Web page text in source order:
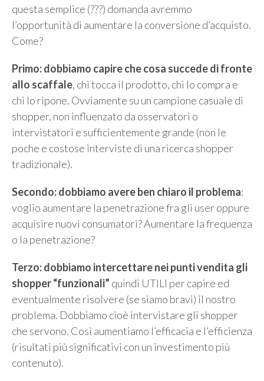
questa semplice (???) domanda avremmo
l’opportunità di aumentare la conversione d’acquisto.
Come?
Primo: dobbiamo capire che cosa succede di fronte
allo scaffale, chi tocca il prodotto, chi lo compra e
chi lo ripone. Ovviamente su un campione casuale di
shopper, non influenzato da osservatori o
intervistatori e sufficientemente grande (non le
poche e costose interviste di una ricerca shopper
tradizionale).
Secondo: dobbiamo avere ben chiaro il problema:
voglio aumentare la penetrazione fra gli user oppure
acquisire nuovi consumatori? Aumentare la frequenza
o la penetrazione?
Terzo: dobbiamo intercettare nei punti vendita gli
shopper “funzionali” quindi UTILI per capire ed
eventualmente risolvere (se siamo bravi) il nostro
problema. Dobbiamo cioè intervistare gli shopper
che servono. Così aumentiamo l’efficacia e l’efficienza
(risultati più significativi con un investimento più
contenuto).